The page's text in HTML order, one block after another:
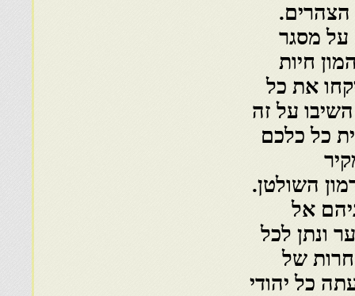
הצהרים.
על מסגר
חיות
את כל
על זה
כל כלכם
השולטן.
אל
ונתן לכל
של
כל יהודי